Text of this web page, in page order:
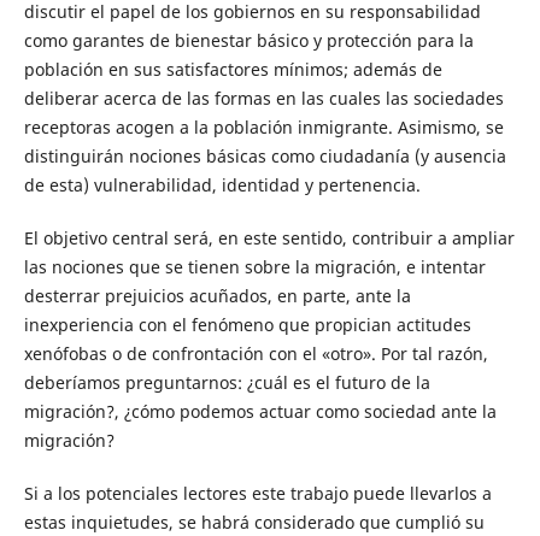
discutir el papel de los gobiernos en su responsabilidad
como garantes de bienestar básico y protección para la
población en sus satisfactores mínimos; además de
deliberar acerca de las formas en las cuales las sociedades
receptoras acogen a la población inmigrante. Asimismo, se
distinguirán nociones básicas como ciudadanía (y ausencia
de esta) vulnerabilidad, identidad y pertenencia.
El objetivo central será, en este sentido, contribuir a ampliar
las nociones que se tienen sobre la migración, e intentar
desterrar prejuicios acuñados, en parte, ante la
inexperiencia con el fenómeno que propician actitudes
xenófobas o de confrontación con el «otro». Por tal razón,
deberíamos preguntarnos: ¿cuál es el futuro de la
migración?, ¿cómo podemos actuar como sociedad ante la
migración?
Si a los potenciales lectores este trabajo puede llevarlos a
estas inquietudes, se habrá considerado que cumplió su